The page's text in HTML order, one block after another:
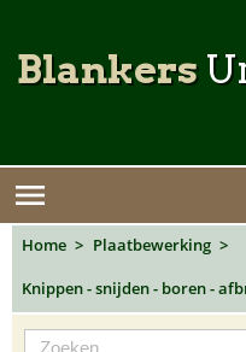
Blankers
Home
Plaatbewerking
Knippen - snijden - boren -